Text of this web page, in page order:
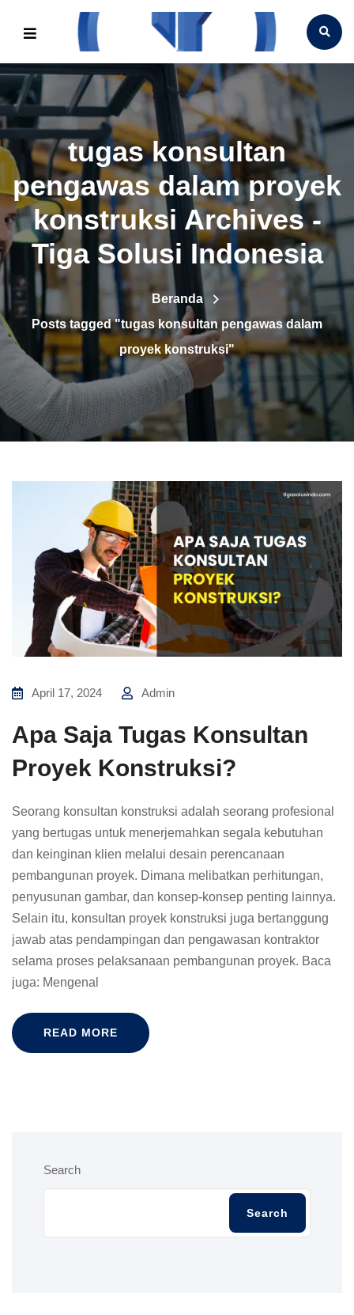
tugas konsultan
pengawas dalam proyek
konstruksi Archives -
Tiga Solusi Indonesia
Beranda
Posts tagged "tugas konsultan pengawas dalam
proyek konstruksi"
April 17, 2024 Admin
Apa Saja Tugas Konsultan
Proyek Konstruksi?
Seorang konsultan konstruksi adalah seorang profesional
yang bertugas untuk menerjemahkan segala kebutuhan
dan keinginan klien melalui desain perencanaan
pembangunan proyek. Dimana melibatkan perhitungan,
penyusunan gambar, dan konsep-konsep penting lainnya.
Selain itu, konsultan proyek konstruksi juga bertanggung
jawab atas pendampingan dan pengawasan kontraktor
selama proses pelaksanaan pembangunan proyek. Baca
juga: Mengenal
READ MORE
Search
Search